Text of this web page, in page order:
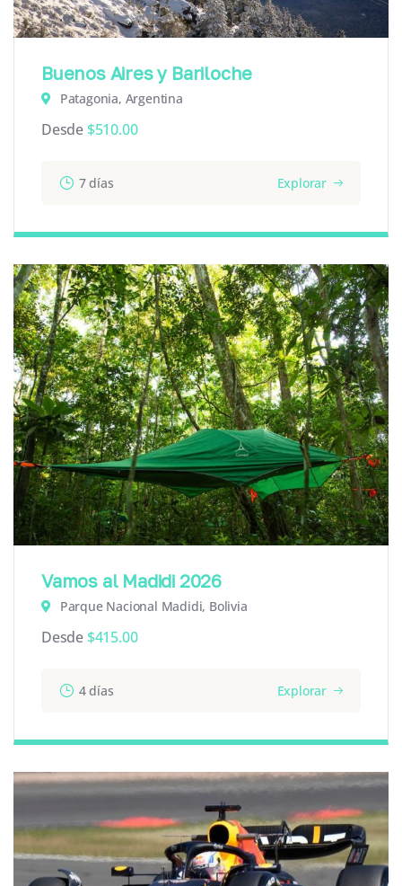
Buenos Aires y Bariloche
Patagonia, Argentina
Desde $510.00
7 días Explorar
Vamos al Madidi 2026
Parque Nacional Madidi, Bolivia
Desde $415.00
4 días Explorar